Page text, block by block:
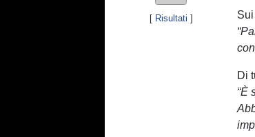
[ Risultati ]
Di
“È